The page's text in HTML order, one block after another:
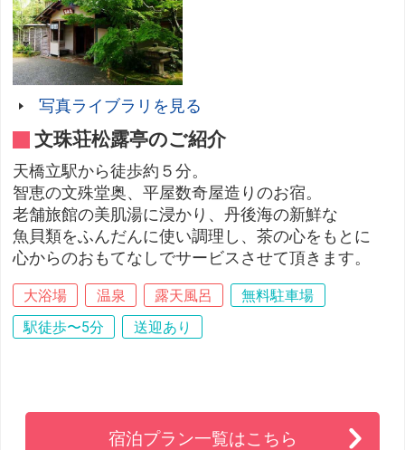
写真ライブラリを見る
文珠荘松露亭のご紹介
天橋立駅から徒歩約５分。
智恵の文殊堂奥、平屋数奇屋造りのお宿。
老舗旅館の美肌湯に浸かり、丹後海の新鮮な
魚貝類をふんだんに使い調理し、茶の心をもとに
心からのおもてなしでサービスさせて頂きます。
大浴場 温泉 露天風呂
無料駐車場
駅徒歩〜5分
送迎あり
宿泊プラン一覧はこちら